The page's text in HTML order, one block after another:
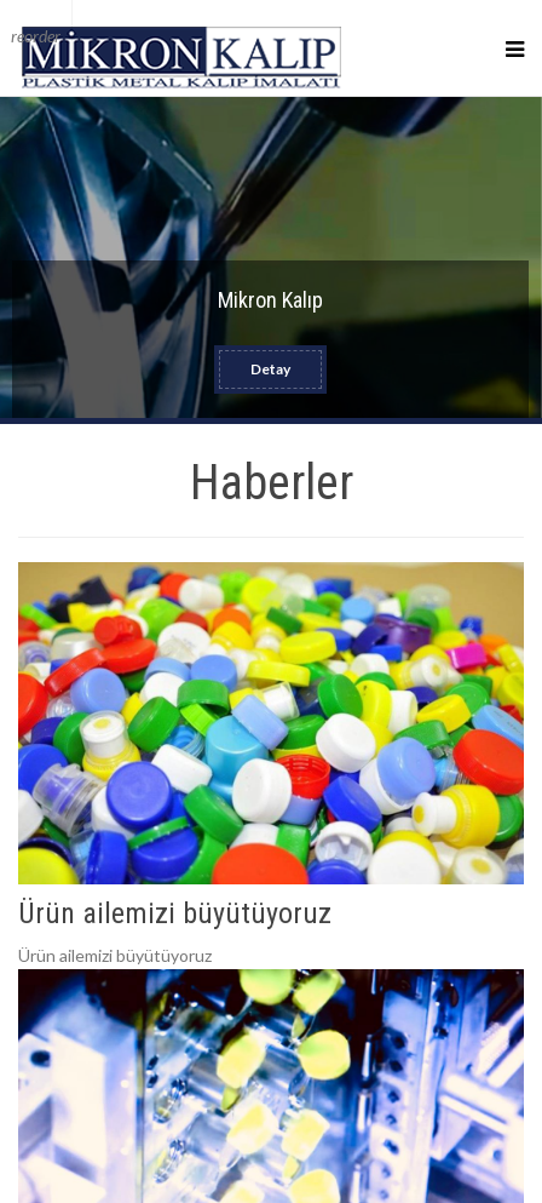
reorder
Mikron Kalıp
Detay
Haberler
Ürün ailemizi büyütüyoruz
Ürün ailemizi büyütüyoruz